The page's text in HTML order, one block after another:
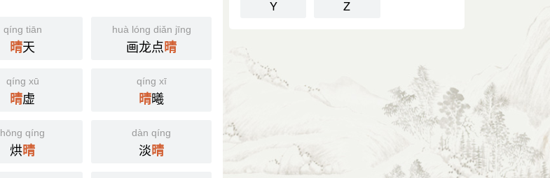
qíng tiān
晴天
huà lóng diǎn jīng
画龙点晴
qíng xū
晴虚
qíng xī
晴曦
hōng qíng
烘晴
dàn qíng
淡晴
Y
Z